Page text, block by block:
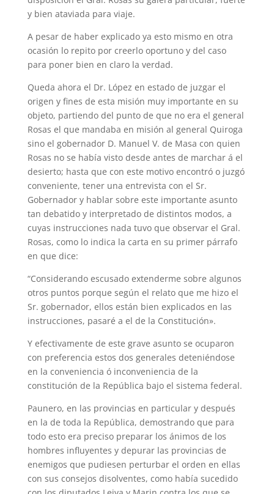
y bien ataviada para viaje.
A pesar de haber explicado ya esto mismo en otra
ocasión lo repito por creerlo oportuno y del caso
para poner bien en claro la verdad.
Queda ahora el Dr. López en estado de juzgar el
origen y fines de esta misión muy importante en su
objeto, partiendo del punto de que no era el general
Rosas el que mandaba en misión al general Quiroga
sino el gobernador D. Manuel V. de Masa con quien
Rosas no se había visto desde antes de marchar á el
desierto; hasta que con este motivo encontró o juzgó
conveniente, tener una entrevista con el Sr.
Gobernador y hablar sobre este importante asunto
tan debatido y interpretado de distintos modos, a
cuyas instrucciones nada tuvo que observar el Gral.
Rosas, como lo indica la carta en su primer párrafo
en que dice:
“Considerando escusado extenderme sobre algunos
otros puntos porque según el relato que me hizo el
Sr. gobernador, ellos están bien explicados en las
instrucciones, pasaré a el de la Constitución».
Y efectivamente de este grave asunto se ocuparon
con preferencia estos dos generales deteniéndose
en la conveniencia ó inconveniencia de la
constitución de la República bajo el sistema federal.
Paunero, en las provincias en particular y después
en la de toda la República, demostrando que para
todo esto era preciso preparar los ánimos de los
hombres influyentes y depurar las provincias de
enemigos que pudiesen perturbar el orden en ellas
con sus consejos disolventes, como había sucedido